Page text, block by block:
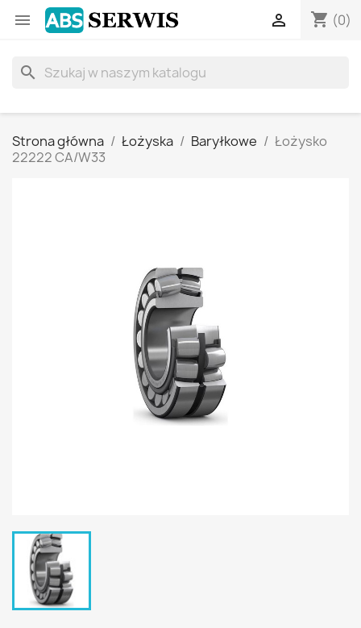
 shopping_cart (0)

search
Strona główna Łożyska Baryłkowe
Łożysko
22222 CA/W33